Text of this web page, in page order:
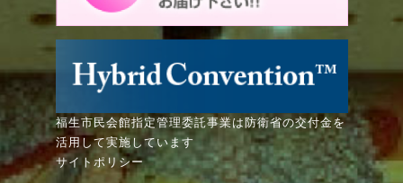
福生市民会館指定管理委託事業は防衛省の交付金を
活用して実施しています
サイトポリシー